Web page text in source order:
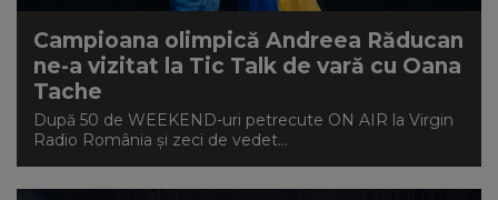
Campioana olimpică Andreea Răducan
ne-a vizitat la Tic Talk de vară cu Oana
Tache
După 50 de WEEKEND-uri petrecute ON AIR la Virgin
Radio România și zeci de vedet...